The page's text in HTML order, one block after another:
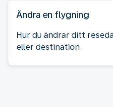
Ändra en flygning
Hur du ändrar ditt
eller destination.